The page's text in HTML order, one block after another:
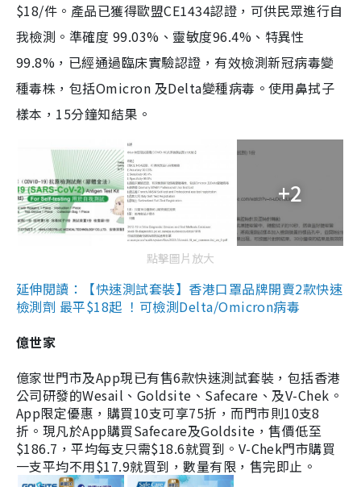
$18/件。產品已獲得歐盟CE1434認證，可供民眾進行自
我檢測。準確度 99.03%、靈敏度96.4%、特異性
99.8%，已經通過臨床實驗認證，有效檢測新冠病毒變
種毒株，包括Omicron 及Delta變種病毒。使用鼻拭子
樣本，15分鐘知結果。
+2
點擊圖片放大
延伸閱讀：【快速測試套裝】香港口罩品牌開賣2款快速
檢測劑 最平$18起 ！可檢測Delta/Omicron病毒
億世家
億家世門市及App現已有售6款快速測試套裝，包括香港
公司研發的Wesail、Goldsite、Safecare、及V-Chek。
App限定優惠，購買10支可享75折，而門市則10支8
折。現凡於App購買Safecare及Goldsite，售價低至
$186.7，平均每支只需$18.6就買到。V-Chek門市購買
一支平均不用$17.9就買到，數量有限，售完即止。